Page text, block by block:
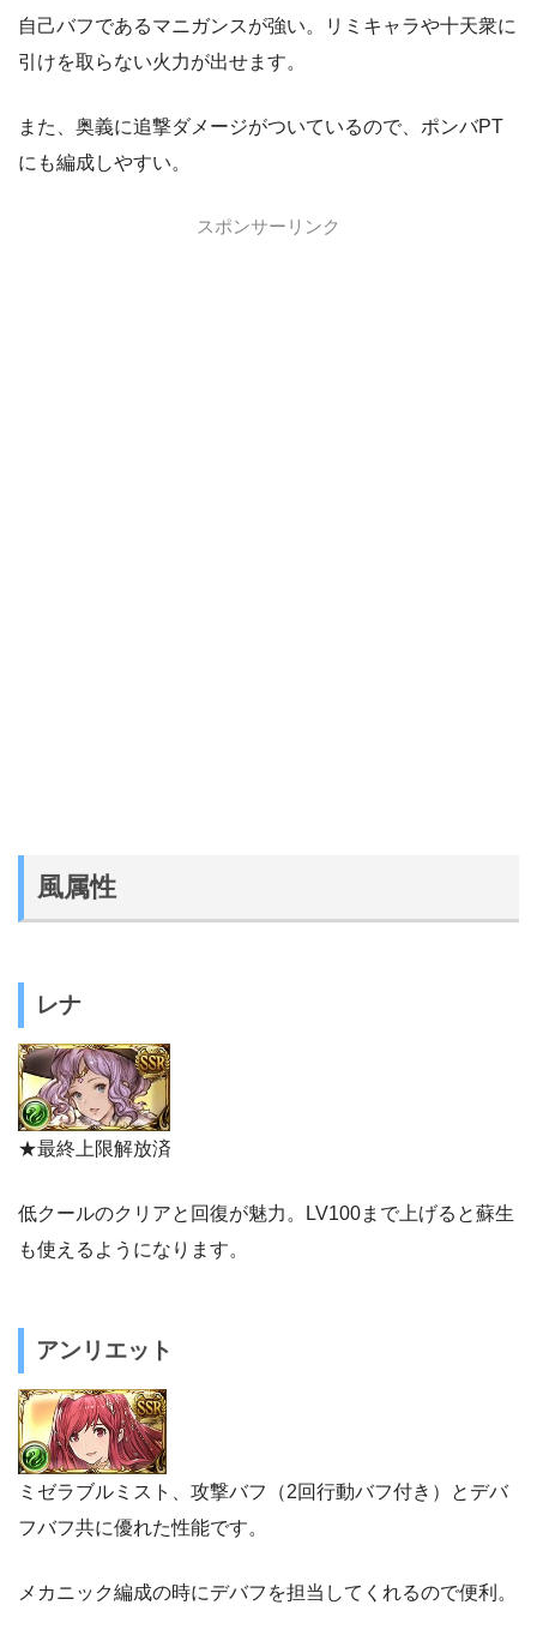
自己バフであるマニガンスが強い。リミキャラや十天衆に
引けを取らない火力が出せます。
また、奥義に追撃ダメージがついているので、ポンバPT
にも編成しやすい。
スポンサーリンク
風属性
レナ
★最終上限解放済
低クールのクリアと回復が魅力。LV100まで上げると蘇生
も使えるようになります。
アンリエット
ミゼラブルミスト、攻撃バフ（2回行動バフ付き）とデバ
フバフ共に優れた性能です。
メカニック編成の時にデバフを担当してくれるので便利。